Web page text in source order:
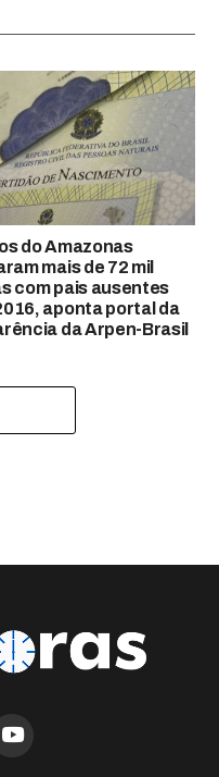
do Amazonas
mais de 72 mil
com pais ausentes
aponta portal da
da Arpen-Brasil